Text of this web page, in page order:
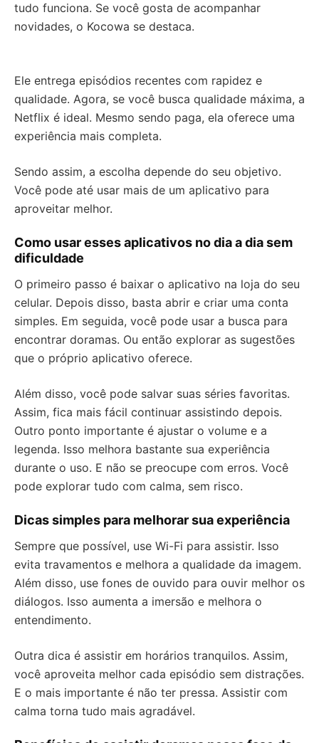
tudo funciona. Se você gosta de acompanhar
novidades, o Kocowa se destaca.
Ele entrega episódios recentes com rapidez e
qualidade. Agora, se você busca qualidade máxima, a
Netflix é ideal. Mesmo sendo paga, ela oferece uma
experiência mais completa.
Sendo assim, a escolha depende do seu objetivo.
Você pode até usar mais de um aplicativo para
aproveitar melhor.
Como usar esses aplicativos no dia a dia sem
dificuldade
O primeiro passo é baixar o aplicativo na loja do seu
celular. Depois disso, basta abrir e criar uma conta
simples. Em seguida, você pode usar a busca para
encontrar doramas. Ou então explorar as sugestões
que o próprio aplicativo oferece.
Além disso, você pode salvar suas séries favoritas.
Assim, fica mais fácil continuar assistindo depois.
Outro ponto importante é ajustar o volume e a
legenda. Isso melhora bastante sua experiência
durante o uso. E não se preocupe com erros. Você
pode explorar tudo com calma, sem risco.
Dicas simples para melhorar sua experiência
Sempre que possível, use Wi-Fi para assistir. Isso
evita travamentos e melhora a qualidade da imagem.
Além disso, use fones de ouvido para ouvir melhor os
diálogos. Isso aumenta a imersão e melhora o
entendimento.
Outra dica é assistir em horários tranquilos. Assim,
você aproveita melhor cada episódio sem distrações.
E o mais importante é não ter pressa. Assistir com
calma torna tudo mais agradável.